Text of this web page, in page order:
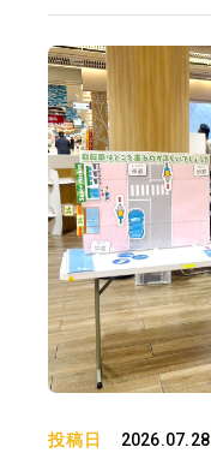
投稿日 2026.07.28